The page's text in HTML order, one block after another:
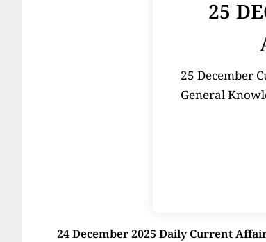
25
25 December
General
24 December 2025 Daily Current